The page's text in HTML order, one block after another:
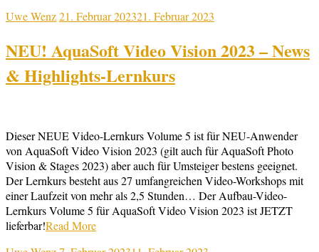
Uwe Wenz21. Februar 202321. Februar 2023
NEU! AquaSoft Video Vision 2023 – News
& Highlights-Lernkurs
Dieser NEUE Video-Lernkurs Volume 5 ist für NEU-Anwender
von AquaSoft Video Vision 2023 (gilt auch für AquaSoft Photo
Vision & Stages 2023) aber auch für Umsteiger bestens geeignet.
Der Lernkurs besteht aus 27 umfangreichen Video-Workshops mit
einer Laufzeit von mehr als 2,5 Stunden… Der Aufbau-Video-
Lernkurs Volume 5 für AquaSoft Video Vision 2023 ist JETZT
lieferbar!Read More